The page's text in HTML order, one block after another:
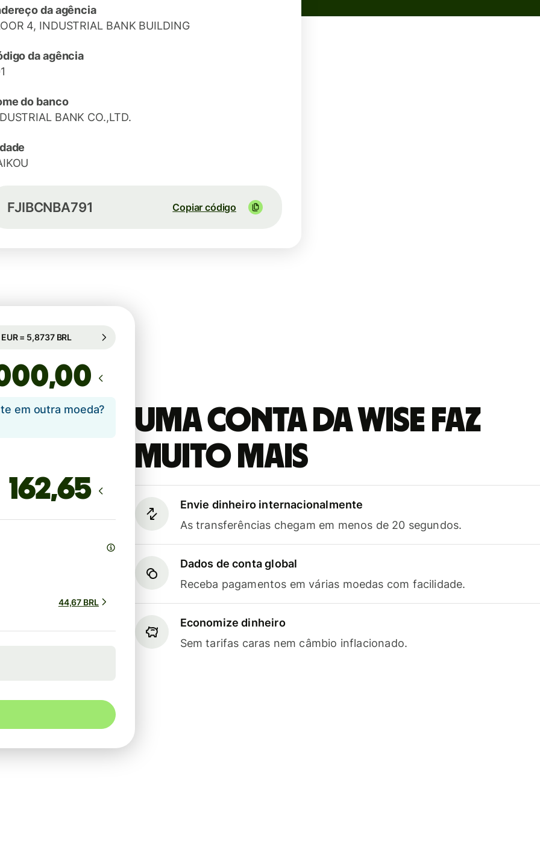
da agência
4, INDUSTRIAL BANK BUILDING
da agência
do banco
BANK CO.,LTD.
FJIBCNBA791 Copiar código
Uma conta da Wise faz
muito mais
Envie dinheiro internacionalmente
As transferências chegam em menos de 20 segundos.
Dados de conta global
Receba pagamentos em várias moedas com facilidade.
Economize dinheiro
Sem tarifas caras nem câmbio inflacionado.
comercial (56h)
,00
em outra moeda?
44,67 BRL